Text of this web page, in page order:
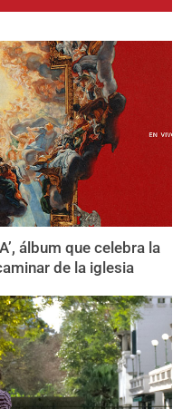
álbum que celebra la
de la iglesia